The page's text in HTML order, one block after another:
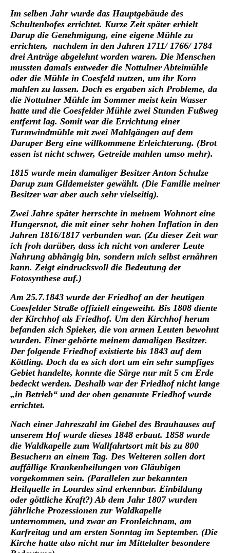
Im selben Jahr wurde das Hauptgebäude des
Schultenhofes errichtet. Kurze Zeit später erhielt
Darup die Genehmigung, eine eigene Mühle zu
errichten, nachdem in den Jahren 1711/ 1766/ 1784
drei Anträge abgelehnt worden waren. Die Menschen
mussten damals entweder die Nottulner Abteimühle
oder die Mühle in Coesfeld nutzen, um ihr Korn
mahlen zu lassen. Doch es ergaben sich Probleme, da
die Nottulner Mühle im Sommer meist kein Wasser
hatte und die Coesfelder Mühle zwei Stunden Fußweg
entfernt lag. Somit war die Errichtung einer
Turmwindmühle mit zwei Mahlgängen auf dem
Daruper Berg eine willkommene Erleichterung. (Brot
essen ist nicht schwer, Getreide mahlen umso mehr).
1815 wurde mein damaliger Besitzer Anton Schulze
Darup zum Gildemeister gewählt. (Die Familie meiner
Besitzer war aber auch sehr vielseitig).
Zwei Jahre später herrschte in meinem Wohnort eine
Hungersnot, die mit einer sehr hohen Inflation in den
Jahren 1816/1817 verbunden war. (Zu dieser Zeit war
ich froh darüber, dass ich nicht von anderer Leute
Nahrung abhängig bin, sondern mich selbst ernähren
kann. Zeigt eindrucksvoll die Bedeutung der
Fotosynthese auf.)
Am 25.7.1843 wurde der Friedhof an der heutigen
Coesfelder Straße offiziell eingeweiht. Bis 1808 diente
der Kirchhof als Friedhof. Um den Kirchhof herum
befanden sich Spieker, die von armen Leuten bewohnt
wurden. Einer gehörte meinem damaligen Besitzer.
Der folgende Friedhof existierte bis 1843 auf dem
Köttling. Doch da es sich dort um ein sehr sumpfiges
Gebiet handelte, konnte die Särge nur mit 5 cm Erde
bedeckt werden. Deshalb war der Friedhof nicht lange
„in Betrieb“ und der oben genannte Friedhof wurde
errichtet.
Nach einer Jahreszahl im Giebel des Brauhauses auf
unserem Hof wurde dieses 1848 erbaut. 1858 wurde
die Waldkapelle zum Wallfahrtsort mit bis zu 800
Besuchern an einem Tag. Des Weiteren sollen dort
auffällige Krankenheilungen von Gläubigen
vorgekommen sein. (Parallelen zur bekannten
Heilquelle in Lourdes sind erkennbar. Einbildung
oder göttliche Kraft?) Ab dem Jahr 1807 wurden
jährliche Prozessionen zur Waldkapelle
unternommen, und zwar an Fronleichnam, am
Karfreitag und am ersten Sonntag im September. (Die
Kirche hatte also nicht nur im Mittelalter besondere